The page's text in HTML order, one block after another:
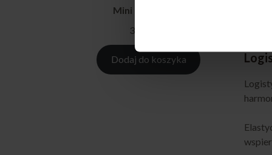
Mini burger box
349,00
Dodaj do koszyka